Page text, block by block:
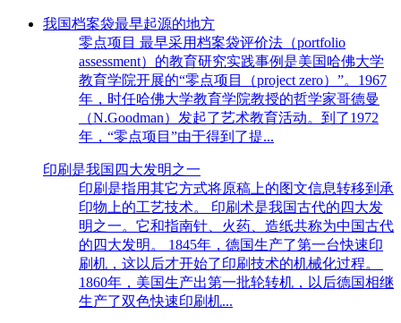
我国档案袋最早起源的地方
零点项目 最早采用档案袋评价法（portfolio
assessment）的教育研究实践事例是美国哈佛大学
教育学院开展的“零点项目（project zero）”。1967
年，时任哈佛大学教育学院教授的哲学家哥德曼
（N.Goodman）发起了艺术教育活动。到了1972
年，“零点项目”由于得到了提...
印刷是我国四大发明之一
印刷是指用其它方式将原稿上的图文信息转移到承
印物上的工艺技术。 印刷术是我国古代的四大发
明之一。它和指南针、火药、造纸共称为中国古代
的四大发明。 1845年，德国生产了第一台快速印
刷机，这以后才开始了印刷技术的机械化过程。
1860年，美国生产出第一批轮转机，以后德国相继
生产了双色快速印刷机...